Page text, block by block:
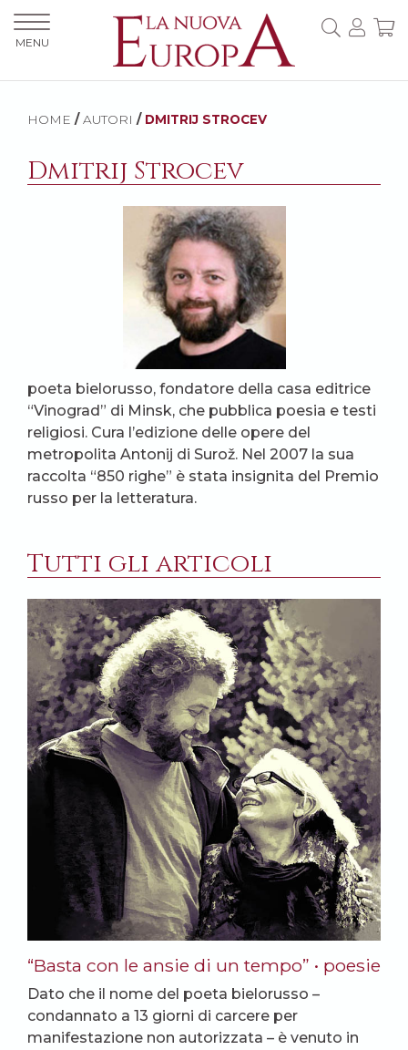
HOME / AUTORI / DMITRIJ STROCEV
Dmitrij Strocev
poeta bielorusso, fondatore della casa editrice
“Vinograd” di Minsk, che pubblica poesia e testi
religiosi. Cura l’edizione delle opere del
metropolita Antonij di Surož. Nel 2007 la sua
raccolta “850 righe” è stata insignita del Premio
russo per la letteratura.
Tutti gli articoli
“Basta con le ansie di un tempo” • poesie
Dato che il nome del poeta bielorusso –
condannato a 13 giorni di carcere per
manifestazione non autorizzata – è venuto in
MENU